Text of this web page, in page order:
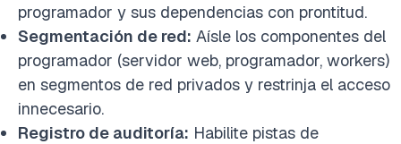
programador y sus dependencias con prontitud.
Segmentación de red: Aísle los componentes del
programador (servidor web, programador, workers)
en segmentos de red privados y restrinja el acceso
innecesario.
Registro de auditoría: Habilite pistas de